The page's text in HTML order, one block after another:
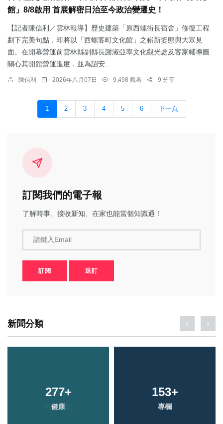
館」8/8啟用 首展解密日治至今政治變遷史！
【記者陳信利／雲林報導】歷史建築「原西螺街長宿舍」修復工程
劃下完美句點，即將以「西螺客町文化館」之嶄新姿態與大眾見
面。在開幕營運前雲林縣副縣長謝淑亞率文化觀光處及客家輔導團
關心其開館營運進度，並為詔安...
陳信利 2026年八月07日 9,498 觀看 9 分享
1 2 3 4 5 6 下一頁
訂閱我們的電子報
了解時事、接收新知、在家也能當個知識通！
請鍵入Email
訂閱 退訂
新聞分類
277+
健康
153+
專欄